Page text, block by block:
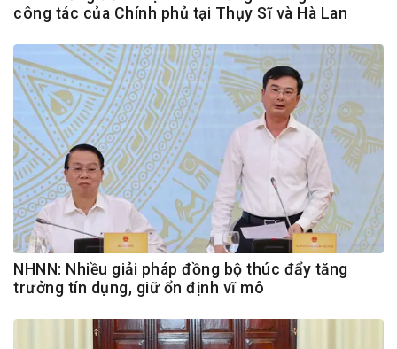
công tác của Chính phủ tại Thụy Sĩ và Hà Lan
NHNN: Nhiều giải pháp đồng bộ thúc đẩy tăng
trưởng tín dụng, giữ ổn định vĩ mô